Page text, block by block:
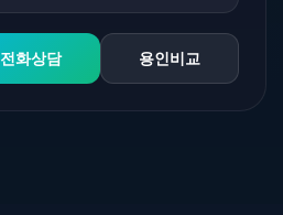
전화상담 용인비교